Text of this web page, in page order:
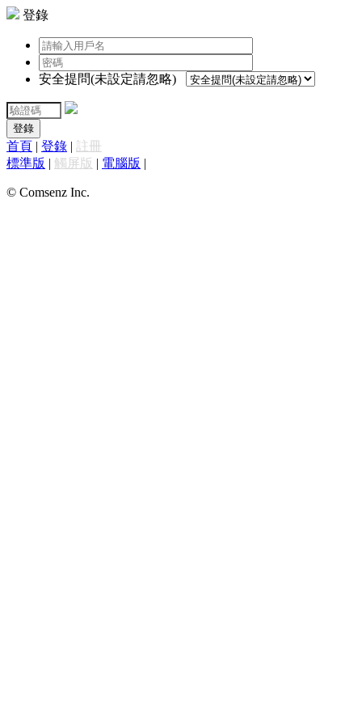
登錄
安全提問(未設定請忽略)
登錄
首頁 | 登錄 | 註冊
標準版 | 觸屏版 | 電腦版 |
© Comsenz Inc.